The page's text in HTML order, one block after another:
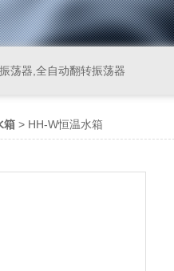
荡器,全自动翻转振荡器
箱 > HH-W恒温水箱